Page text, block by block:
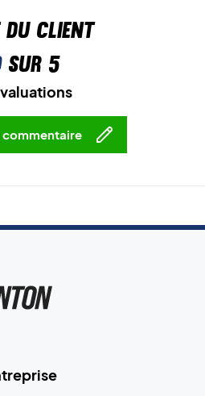
du client
sur 5
commentaire